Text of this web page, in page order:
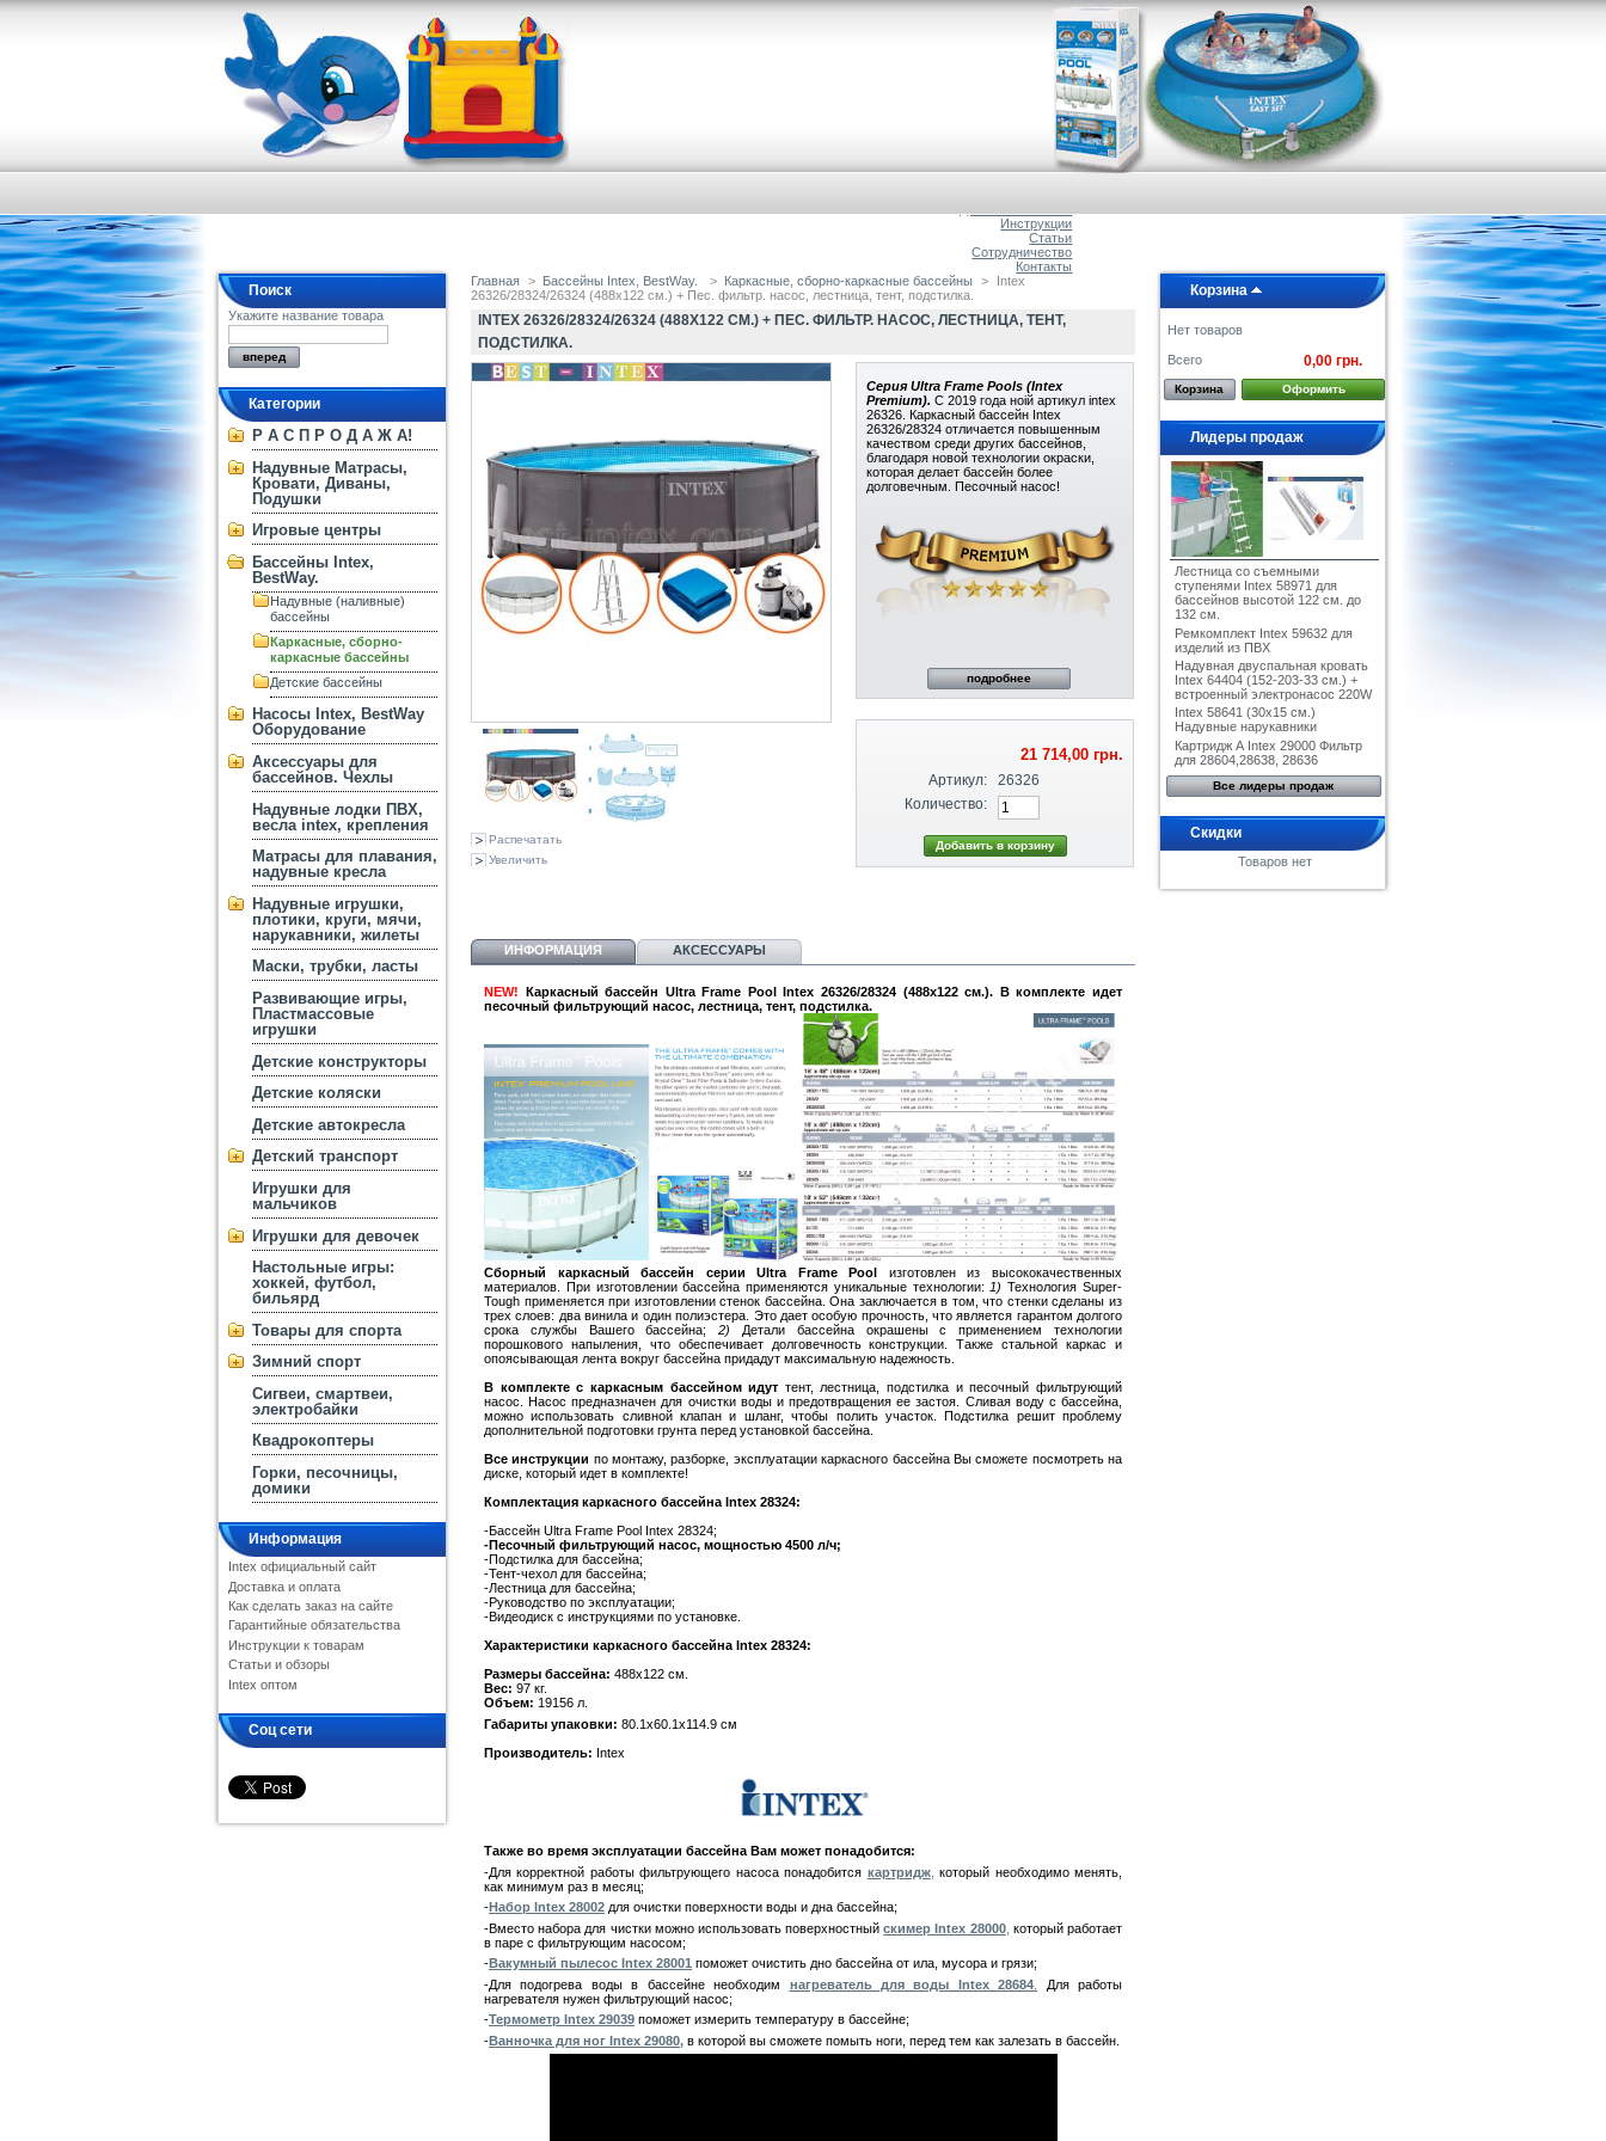
Инструкции
Статьи
Сотрудничество
Контакты
Поиск
Укажите название товара
Категории
Р А С П Р О Д А Ж А!
Надувные Матрасы,
Кровати, Диваны,
Подушки
Игровые центры
Бассейны Intex,
BestWay.
Надувные (наливные)
бассейны
Каркасные, сборно-
каркасные бассейны
Детские бассейны
Насосы Intex, BestWay
Оборудование
Аксессуары для
бассейнов. Чехлы
Надувные лодки ПВХ,
весла intex, крепления
Матрасы для плавания,
надувные кресла
Надувные игрушки,
плотики, круги, мячи,
нарукавники, жилеты
Маски, трубки, ласты
Развивающие игры,
Пластмассовые
игрушки
Детские конструкторы
Детские коляски
Детские автокресла
Детский транспорт
Игрушки для
мальчиков
Игрушки для девочек
Настольные игры:
хоккей, футбол,
бильярд
Товары для спорта
Зимний спорт
Сигвеи, смартвеи,
электробайки
Квадрокоптеры
Горки, песочницы,
домики
Информация
Intex официальный сайт
Доставка и оплата
Как сделать заказ на сайте
Гарантийные обязательства
Инструкции к товарам
Статьи и обзоры
Intex оптом
Соц сети
Главная > Бассейны Intex, BestWay. > Каркасные, сборно-каркасные бассейны >
Intex
26326/28324/26324 (488х122 см.) + Пес. фильтр. насос, лестница, тент, подстилка.
INTEX 26326/28324/26324 (488Х122 СМ.) + ПЕС. ФИЛЬТР. НАСОС, ЛЕСТНИЦА, ТЕНТ,
ПОДСТИЛКА.
Распечатать
Увеличить
Серия Ultra Frame Pools (Intex
Premium). С 2019 года ноій артикул intex
26326. Каркасный бассейн Intex
26326/28324 отличается повышенным
качеством среди других бассейнов,
благодаря новой технологии окраски,
которая делает бассейн более
долговечным. Песочный насос!
подробнее
21 714,00 грн.
Артикул:
26326
Количество:
ИНФОРМАЦИЯ АКСЕССУАРЫ
NEW! Каркасный бассейн Ultra Frame Pool Intex 26326/28324 (488х122 см.). В комплекте идет
песочный фильтрующий насос , лестница, тент, подстилка.
Сборный каркасный бассейн серии Ultra Frame Pool изготовлен из высококачественных
материалов. При изготовлении бассейна применяются уникальные технологии: 1)Технология Super-
Tough применяется при изготовлении стенок бассейна. Она заключается в том, что стенки сделаны из
трех слоев: два винила и один полиэстера. Это дает особую прочность, что является гарантом долгого
срока службы Вашего бассейна;2)
Детали бассейна окрашены с применением технологии
порошкового напыления, что обеспечивает долговечность конструкции. Также стальной каркас и
опоясывающая лента вокруг бассейна придадут максимальную надежность.
В комплекте с каркасным бассейном идут тент, лестница, подстилка и песочный фильтрующий
насос. Насос предназначен для очистки воды и предотвращения ее застоя. Сливая воду с бассейна,
можно использовать сливной клапан и шланг, чтобы полить участок. Подстилка решит проблему
дополнительной подготовки грунта перед установкой бассейна.
Все инструкции по монтажу, разборке, эксплуатации каркасного бассейна Вы сможете посмотреть на
диске, который идет в комплекте!
Комплектация каркасного бассейна Intex 28324:
-Бассейн Ultra Frame Pool Intex 28324;
-Песочный фильтрующий насос , мощностью 4500 л/ч;
-Подстилка для бассейна;
-Тент-чехол для бассейна;
-Лестница для бассейна;
-Руководство по эксплуатации;
-Видеодиск с инструкциями по установке.
Характеристики каркасного бассейна Intex 28324:
Размеры бассейна: 488х122 см.
Вес: 97 кг.
Объем: 19156 л.
Габариты упаковки: 80.1х60.1х114.9 см
Производитель: Intex
Также во время эксплуатации бассейна Вам может понадобится:
-Для корректной работы фильтрующего насоса понадобится картридж, который необходимо менять,
как минимум раз в месяц;
-Набор Intex 28002 для очистки поверхности воды и дна бассейна;
-Вместо набора для чистки можно использовать поверхностный скимер Intex 28000, который работает
в паре с фильтрующим насосом;
-Вакумный пылесос Intex 28001 поможет очистить дно бассейна от ила, мусора и грязи;
-Для подогрева воды в бассейне необходим
нагреватель для воды Intex 28684
Для работы
нагревателя нужен фильтрующий насос;
-Термометр Intex 29039 поможет измерить температуру в бассейне;
-Ванночка для ног Intex 29080, в которой вы сможете помыть ноги, перед тем как залезать в бассейн.
Корзина
Нет товаров
Всего 0,00 грн.
Корзина Оформить
Лидеры продаж
Лестница со съемными
ступенями Intex 58971 для
бассейнов высотой 122 см. до
132 см.
Ремкомплект Intex 59632 для
изделий из ПВХ
Надувная двуспальная кровать
Intex 64404 (152-203-33 см.) +
встроенный электронасос 220W
Intex 58641 (30x15 см.)
Надувные нарукавники
Картридж А Intex 29000 Фильтр
для 28604,28638, 28636
Все лидеры продаж
Скидки
Товаров нет